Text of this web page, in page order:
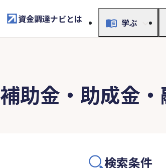
資金調達ナビとは 学ぶ
補助金・助成金
検索条件